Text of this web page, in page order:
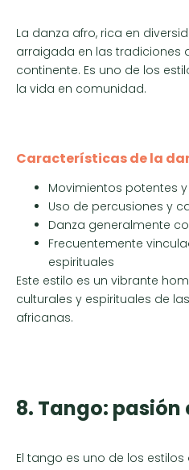
La danza afro, rica en
arraigada en las tradiciones
continente. Es uno de los
la vida en comunidad.
Características de la
Movimientos potentes
Uso de percusiones y
Danza generalmente
Frecuentemente
espirituales
Este estilo es un vibrante
culturales y espirituales de
africanas.
8. Tango:
El tango es uno de los